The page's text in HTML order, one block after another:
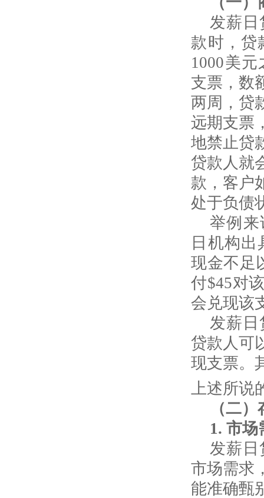
发薪日
款时，贷
1000美元
支票，数
两周，贷
远期支票
地禁止贷
贷款人就
款，客户
处于负债
举例来
日机构出
现金不足
付$45对
会兑现该
发薪日
贷款人可
现支票。
上述所
（二
1.市场
发薪日
市场需求
能准确甄